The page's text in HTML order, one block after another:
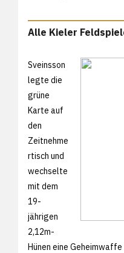
Alle Kieler
Sveinsson
legte die
grüne
Karte auf
den
Zeitnehme
rtisch und
wechselte
mit dem
19-
jährigen
2,12m-
Hünen eine